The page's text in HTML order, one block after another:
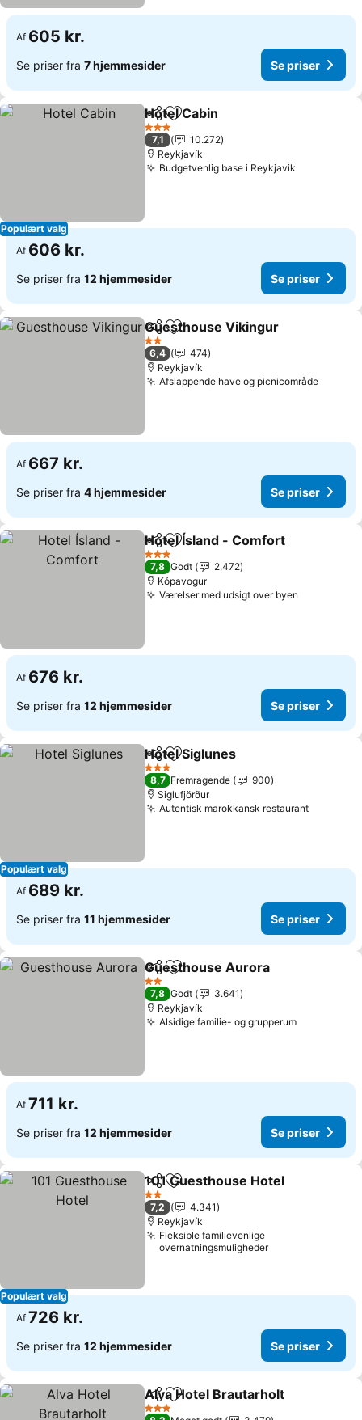
Af 605 kr.
Se priser fra 7 hjemmesider Se priser
Populært valg
Del Føj til favoritter
Hotel Cabin
3 Stjerner
7,1
10.272
Reykjavík
Budgetvenlig base i Reykjavik
Af 606 kr.
Se priser fra 12 hjemmesider Se priser
Del Føj til favoritter
Guesthouse Vikingur
2 Stjerner
6,4
474
Reykjavík
Afslappende have og picnicområde
Af 667 kr.
Se priser fra 4 hjemmesider Se priser
Del Føj til favoritter
Hotel Ísland - Comfort
3 Stjerner
7,8 Godt
2.472
Kópavogur
Værelser med udsigt over byen
Af 676 kr.
Se priser fra 12 hjemmesider Se priser
Populært valg
Del Føj til favoritter
Hotel Siglunes
3 Stjerner
8,7 Fremragende
900
Siglufjörður
Autentisk marokkansk restaurant
Af 689 kr.
Se priser fra 11 hjemmesider Se priser
Del Føj til favoritter
Guesthouse Aurora
2 Stjerner
7,8 Godt
3.641
Reykjavík
Alsidige familie- og grupperum
Af 711 kr.
Se priser fra 12 hjemmesider Se priser
Populært valg
Del Føj til favoritter
101 Guesthouse Hotel
2 Stjerner
7,2
4.341
Reykjavík
Fleksible familievenlige
overnatningsmuligheder
Af 726 kr.
Se priser fra 12 hjemmesider Se priser
Del Føj til favoritter
Alva Hotel Brautarholt
3 Stjerner